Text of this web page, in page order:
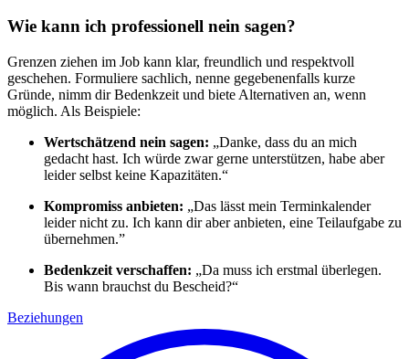
Wie kann ich professionell nein sagen?
Grenzen ziehen im Job kann klar, freundlich und respektvoll
geschehen. Formuliere sachlich, nenne gegebenenfalls kurze
Gründe, nimm dir Bedenkzeit und biete Alternativen an, wenn
möglich. Als Beispiele:
Wertschätzend nein sagen: „Danke, dass du an mich
gedacht hast. Ich würde zwar gerne unterstützen, habe aber
leider selbst keine Kapazitäten.“
Kompromiss anbieten: „Das lässt mein Terminkalender
leider nicht zu. Ich kann dir aber anbieten, eine Teilaufgabe zu
übernehmen.”
Bedenkzeit verschaffen: „Da muss ich erstmal überlegen.
Bis wann brauchst du Bescheid?“
Beziehungen